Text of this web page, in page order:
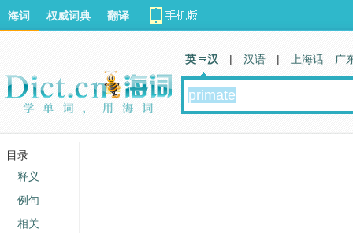
海词 权威词典 翻译
英 汉 | 汉语 | 上海话 广
目录
释义
例句
相关